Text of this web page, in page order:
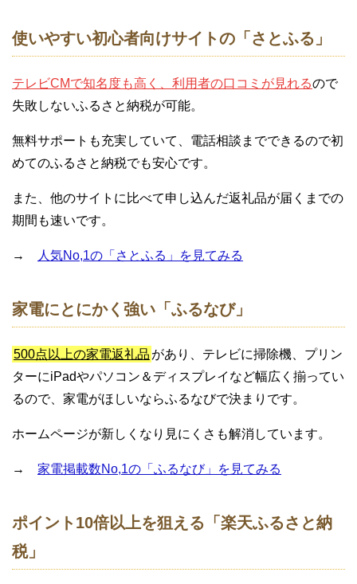
使いやすい初心者向けサイトの「さとふる」
テレビCMで知名度も高く、利用者の口コミが見れるので
失敗しないふるさと納税が可能。
無料サポートも充実していて、電話相談までできるので初
めてのふるさと納税でも安心です。
また、他のサイトに比べて申し込んだ返礼品が届くまでの
期間も速いです。
→ 人気No,1の「さとふる」を見てみる
家電にとにかく強い「ふるなび」
500点以上の家電返礼品 があり、テレビに掃除機、プリン
ターにiPadやパソコン＆ディスプレイなど幅広く揃ってい
るので、家電がほしいならふるなびで決まりです。
ホームページが新しくなり見にくさも解消しています。
→ 家電掲載数No,1の「ふるなび」を見てみる
ポイント10倍以上を狙える「楽天ふるさと納
税」